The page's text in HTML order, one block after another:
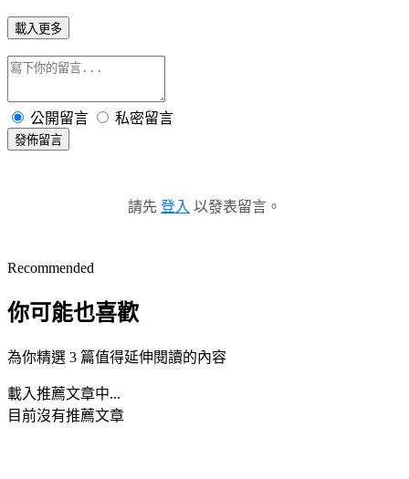
載入更多
公開留言 私密留言
發佈留言
請先 登入 以發表留言。
Recommended
你可能也喜歡
為你精選 3 篇值得延伸閱讀的內容
載入推薦文章中...
目前沒有推薦文章